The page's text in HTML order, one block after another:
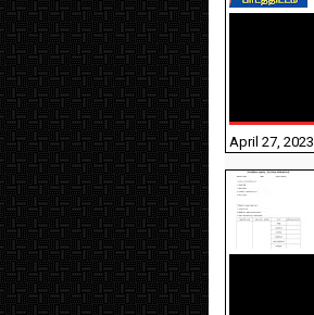
April 27, 2023